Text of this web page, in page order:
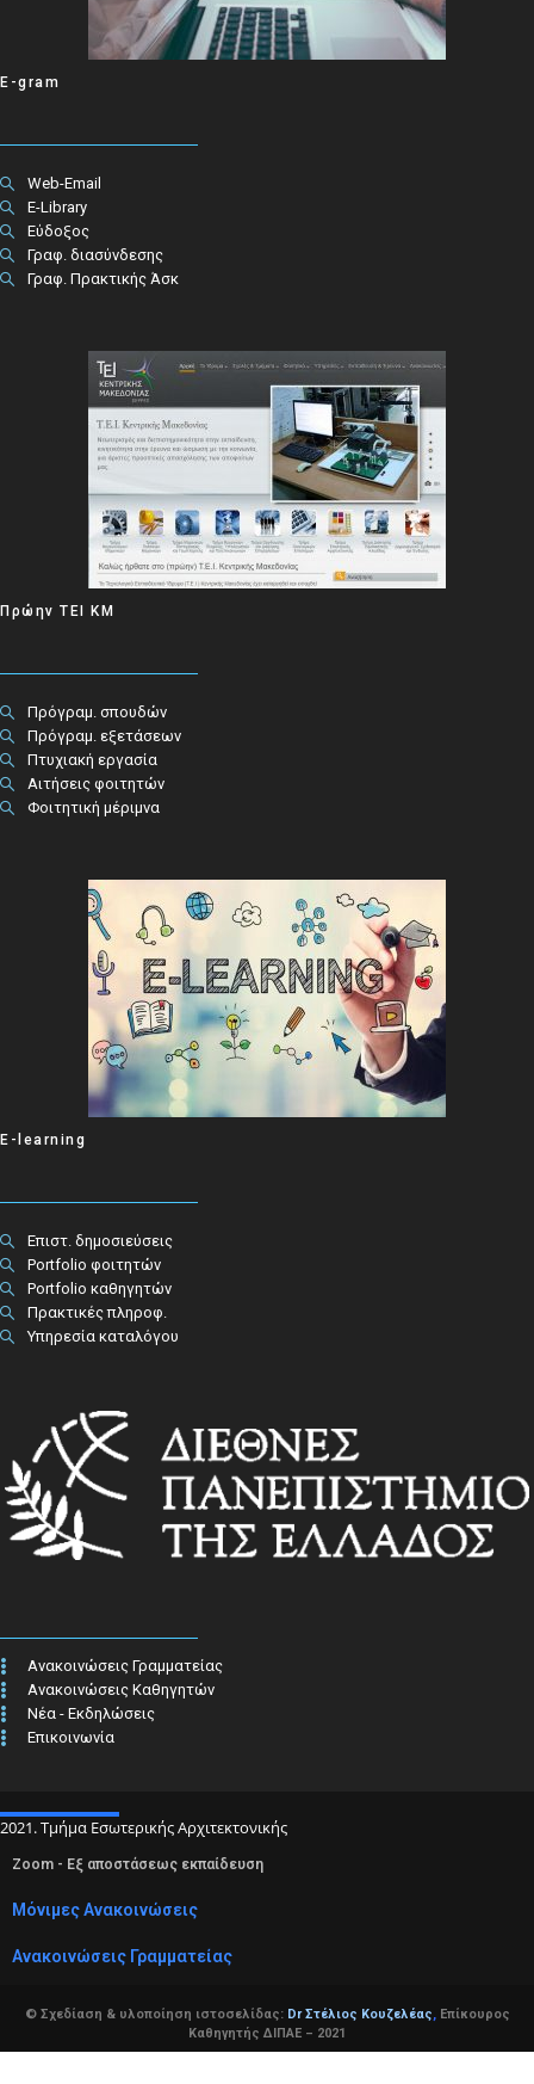
E-gram
Web-Email
E-Library
Εύδοξος
Γραφ. διασύνδεσης
Γραφ. Πρακτικής Άσκ
Πρώην ΤΕΙ ΚΜ
Πρόγραμ. σπουδών
Πρόγραμ. εξετάσεων
Πτυχιακή εργασία
Αιτήσεις φοιτητών
Φοιτητική μέριμνα
E-learning
Επιστ. δημοσιεύσεις
Portfolio φοιτητών
Portfolio καθηγητών
Πρακτικές πληροφ.​
Υπηρεσία καταλόγου
Ανακοινώσεις Γραμματείας
Ανακοινώσεις Καθηγητών
Νέα - Εκδηλώσεις
Επικοινωνία
2021. Τμήμα Εσωτερικής Αρχιτεκτονικής
Zoom - Εξ αποστάσεως εκπαίδευση
Μόνιμες Ανακοινώσεις
Ανακοινώσεις Γραμματείας
© Σχεδίαση & υλοποίηση ιστοσελίδας: Dr Στέλιος Κουζελέας,Επίκουρος
Καθηγητής ΔΙΠΑΕ – 2021